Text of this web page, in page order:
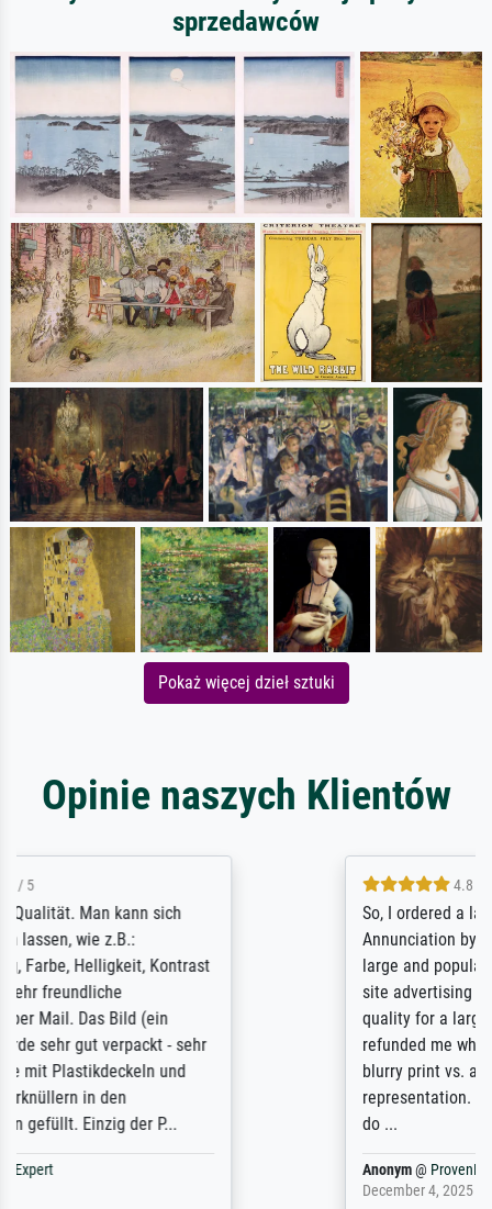
sprzedawców
Pokaż więcej dzieł sztuki
Opinie naszych Klientów
So, I ordered a large print of The
Annunciation by Fra Angelico from a very
large and popular American "art/poster"
site advertising giclee print quality. The
quality for a large print was atrocious. They
refunded me when I sent pictures of the
blurry print vs. a Wikipedia commons
representation. They stated they couldn't
do ...